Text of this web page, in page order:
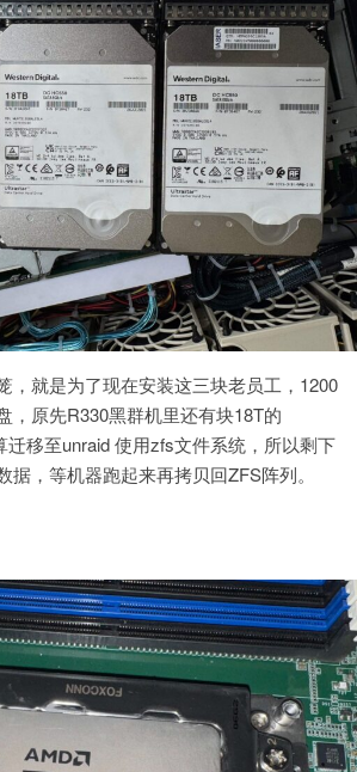
，就是为了现在安装这三块老员工，1200
，原先R330黑群机里还有块18T的
迁移至unraid 使用zfs文件系统，所以剩下
据，等机器跑起来再拷贝回ZFS阵列。